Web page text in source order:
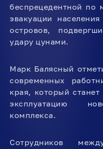
беспрецедентной по
эвакуации
островов,
удару цунами.
Марк Балясный
современных
края, который
эксплуатацию
комплекса.
Сотрудников